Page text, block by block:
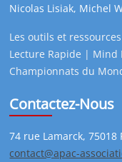
Nicolas Lisiak, Michel
Les outils et
Lecture Rapide |
Championnats du
Contactez-Nous
74 rue Lamarck, 75018
contact@apac-